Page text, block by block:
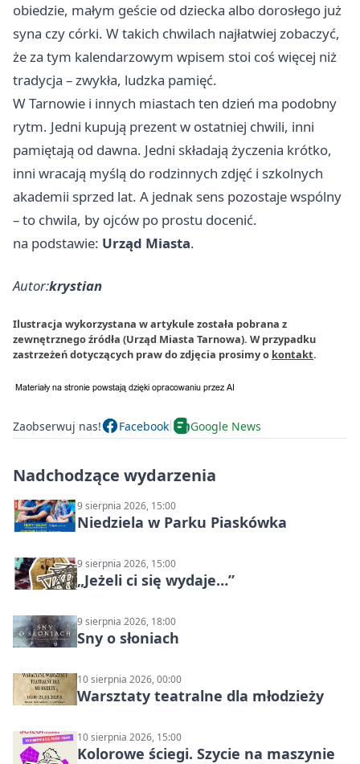
obiedzie, małym geście od dziecka albo dorosłego już
syna czy córki. W takich chwilach najłatwiej zobaczyć,
że za tym kalendarzowym wpisem stoi coś więcej niż
tradycja – zwykła, ludzka pamięć.
W Tarnowie i innych miastach ten dzień ma podobny
rytm. Jedni kupują prezent w ostatniej chwili, inni
pamiętają od dawna. Jedni składają życzenia krótko,
inni wracają myślą do rodzinnych zdjęć i szkolnych
akademii sprzed lat. A jednak sens pozostaje wspólny
– to chwila, by ojców po prostu docenić.
na podstawie: Urząd Miasta.
Autor:krystian
Ilustracja wykorzystana w artykule została pobrana z
zewnętrznego źródła (Urząd Miasta Tarnowa). W przypadku
zastrzeżeń dotyczących praw do zdjęcia prosimy o kontakt.
Zaobserwuj nas! Facebook Google News
Nadchodzące wydarzenia
9 sierpnia 2026, 15:00
Niedziela w Parku Piaskówka
9 sierpnia 2026, 15:00
„Jeżeli ci się wydaje…”
9 sierpnia 2026, 18:00
Sny o słoniach
10 sierpnia 2026, 00:00
Warsztaty teatralne dla młodzieży
10 sierpnia 2026, 15:00
Kolorowe ściegi. Szycie na maszynie